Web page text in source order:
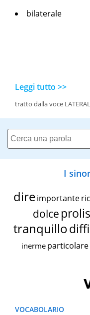
bilaterale
Leggi tutto >>
tratto dalla voce
I
dire importante
dolce
tranquillo
inerme particolare
VOCABOLARIO